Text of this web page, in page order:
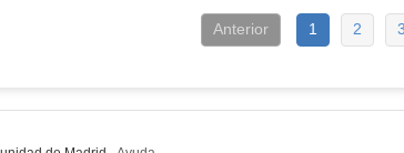
Anterior 1 2 3